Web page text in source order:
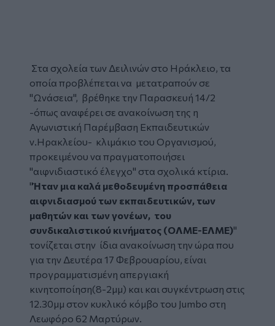
Στα σχολεία των Δειλινών στο Ηράκλειο, τα
οποία προβλέπεται να μετατραπούν σε
"Ωνάσεια", βρέθηκε την Παρασκευή 14/2
-όπως αναφέρει σε ανακοίνωση της η
Αγωνιστική Παρέμβαση Εκπαιδευτικών
ν.Ηρακλείου- κλιμάκιο του Οργανισμού,
προκειμένου να πραγματοποιήσει
"αιφνιδιαστικό έλεγχο" στα σχολικά κτίρια.
"Ήταν μια καλά μεθοδευμένη προσπάθεια
αιφνιδιασμού των εκπαιδευτικών, των
μαθητών και των γονέων, του
συνδικαλιστικού κινήματος (ΟΛΜΕ-ΕΛΜΕ)"
τονίζεται στην ίδια ανακοίνωση την ώρα που
για την Δευτέρα 17 Φεβρουαρίου, είναι
προγραμματισμένη απεργιακή
κινητοποίηση(8-2μμ) και και συγκέντρωση στις
12.30μμ στον κυκλικό κόμβο του Jumbo στη
Λεωφόρο 62 Μαρτύρων.